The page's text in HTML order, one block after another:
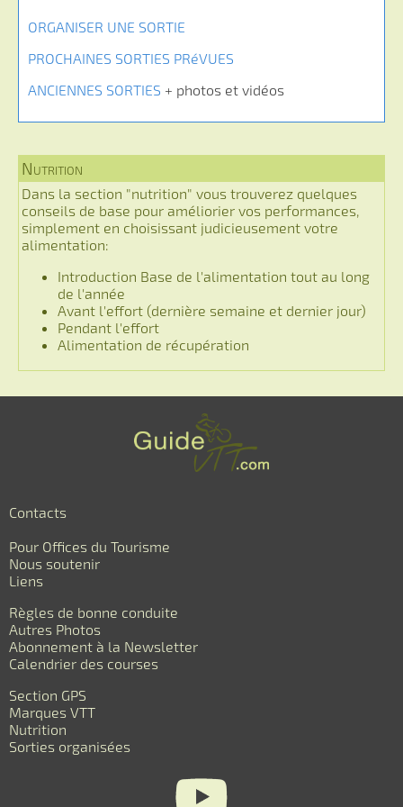
ORGANISER UNE SORTIE
PROCHAINES SORTIES PRéVUES
ANCIENNES SORTIES + photos et vidéos
Nutrition
Dans la section "nutrition" vous trouverez quelques
conseils de base pour améliorier vos performances,
simplement en choisissant judicieusement votre
alimentation:
Introduction Base de l'alimentation tout au long
de l'année
Avant l'effort (dernière semaine et dernier jour)
Pendant l'effort
Alimentation de récupération
Contacts
Pour Offices du Tourisme
Nous soutenir
Liens
Règles de bonne conduite
Autres Photos
Abonnement à la Newsletter
Calendrier des courses
Section GPS
Marques VTT
Nutrition
Sorties organisées